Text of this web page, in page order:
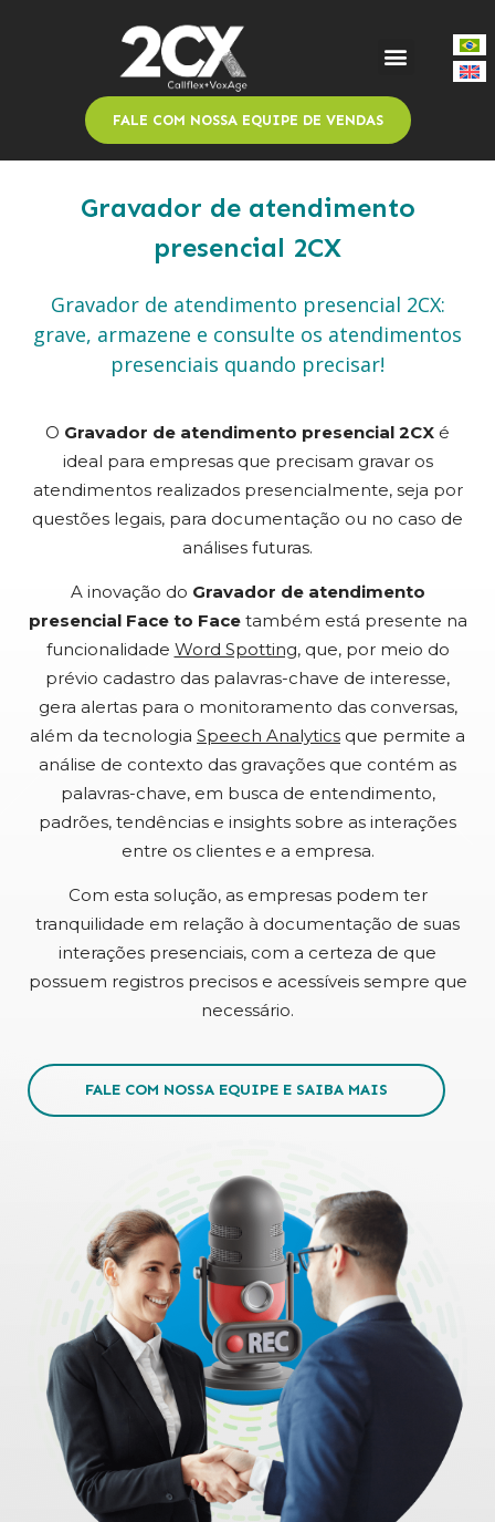
FALE COM NOSSA EQUIPE DE VENDAS
Gravador de atendimento
presencial 2CX
Gravador de atendimento presencial 2CX:
grave, armazene e consulte os atendimentos
presenciais quando precisar!
O Gravador de atendimento presencial 2CX é
ideal para empresas que precisam gravar os
atendimentos realizados presencialmente, seja por
questões legais, para documentação ou no caso de
análises futuras.
A inovação do Gravador de atendimento
presencial Face to Facetambém está presente na
funcionalidade Word Spotting, que, por meio do
prévio cadastro das palavras-chave de interesse,
gera alertas para o monitoramento das conversas,
além da tecnologia Speech Analytics que permite a
análise de contexto das gravações que contém as
palavras-chave, em busca de entendimento,
padrões, tendências e insights sobre as interações
entre os clientes e a empresa.
Com esta solução, as empresas podem ter
tranquilidade em relação à documentação de suas
interações presenciais, com a certeza de que
possuem registros precisos e acessíveis sempre que
necessário.
FALE COM NOSSA EQUIPE E SAIBA MAIS